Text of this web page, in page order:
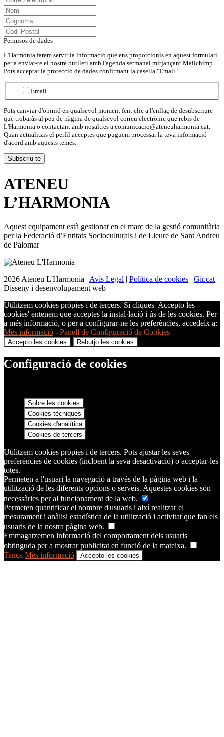
Permisos de dades
L'Harmonia farem servir la informació que ens proporcionis en aquest formulari
per a enviar-te el nostre butlletí amb l'agenda setmanal mitjançant Mailchimp.
Pots acceptar la protecció de dades confirmant la casella "Email".
Email
Pots canviar d'opinió en qualsevol moment fent clic a l'enllaç de desubscriure
que trobaràs al peu de pàgina de qualsevol correu electrònic que rebis de
L'Harmonia o contactant amb nosaltres a comunicacio@ateneuharmonia.cat.
Quan actualitzis el perfil acceptes que puguem processar la teva informació
d'acord amb aquests temes.
ATENEU
L’HARMONIA
Aquest equipament està gestionat en el marc de la gestió comunitària
per la Federació d’Entitats Socioculturals i de Lleure de Sant Andreu
de Palomar
2026 Ateneu L'Harmonia | Avís Legal | Política de cookies | Gir.cat
Disseny i desenvolupament web
Utilitzem cookies pròpies i de tercers. Si cliques 'Accepto les
cookies' entenem que acceptes la instal·lació i ús de les cookies. Per
a més informació, o per a configurar-ne les preferències, accedeix a:
Més informació - Panell de Configuració de Cookies
Accepto les cookies Rebutjo les cookies
Configuració de cookies
Sobre les cookies
Cookies tècniques
Cookies d'analítica
Cookies de tercers
Utilitzem cookies pròpies i de tercers. Pots ajustar les seves
preferències de cookies (incloent la seva desactivació) o acceptar-les
totes.
Permeten a l'usuari la navegació a través de la pàgina web i la
utilització de les diferents opcions o serveis. Aquestes cookies són
necessàries per al funcionament de la web.
Permeten quantificar el nombre d'usuaris i així realitzar el
mesurament i anàlisi estadística de la utilització i activitat que fan els
usuaris de la nostra pàgina web.
Emmagatzemen informació del comportament dels usuaris
obtinguda per a mostrar publicitat en funció de la mateixa.
Tanca Més informació Accepto les cookies